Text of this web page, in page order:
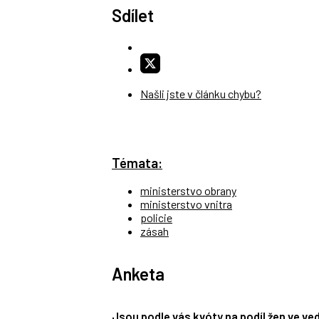
Sdílet
Našli jste v článku chybu?
Témata:
ministerstvo obrany
ministerstvo vnitra
policie
zásah
Anketa